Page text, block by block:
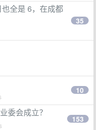
全是 6，在成都
35
10
委会成立？
153